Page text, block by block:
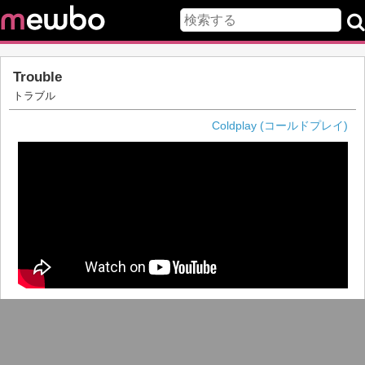
Trouble
トラブル
Coldplay (コールドプレイ)